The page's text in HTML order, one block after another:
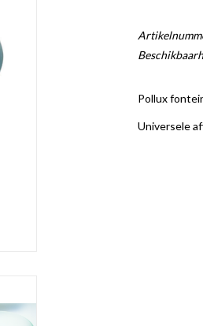
Pollux
Universele